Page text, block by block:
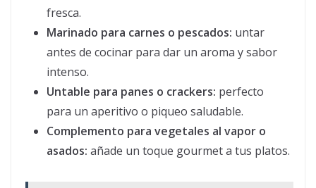
fresca.
Marinado para carnes o pescados: untar
antes de cocinar para dar un aroma y sabor
intenso.
Untable para panes o crackers: perfecto
para un aperitivo o piqueo saludable.
Complemento para vegetales al vapor o
asados: añade un toque gourmet a tus platos.